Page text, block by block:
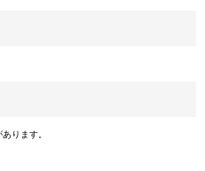
ります。